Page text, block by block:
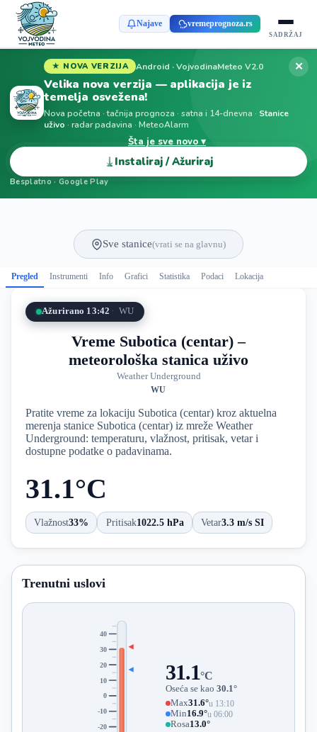
Najave vremeprognoza.rs
SADRŽAJ
★ NOVA VERZIJA Android · VojvodinaMeteo V2.0
Velika nova verzija — aplikacija je iz
temelja osvežena!
Nova početna · tačnija prognoza · satna i 14-dnevna · Stanice
uživo · radar padavina · MeteoAlarm
Šta je sve novo ▾
⤓ Instaliraj / Ažuriraj
Besplatno · Google Play
✕
Sve stanice(vrati se na glavnu)
Pregled Instrumenti Info Grafici Statistika Podaci Lokacija
Ažurirano 13:42 WU
Vreme Subotica (centar) –
meteorološka stanica uživo
Weather Underground
WU
Pratite vreme za lokaciju Subotica (centar) kroz aktuelna
merenja stanice Subotica (centar) iz mreže Weather
Underground: temperaturu, vlažnost, pritisak, vetar i
dostupne podatke o padavinama.
31.1°C
Vlažnost33% Pritisak1022.5 hPa Vetar3.3 m/s SI
Trenutni uslovi
-20
-10
0
10
20
30
40
31.1°C
Oseća se kao 30.1°
Max31.6°u 13:10
Min16.9°u 06:00
Rosa13.0°